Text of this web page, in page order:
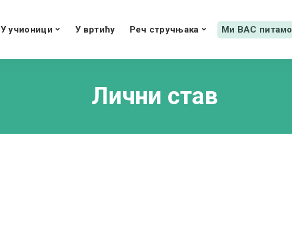
У учионици У вртићу Реч стручњака Ми ВАС питамо
Лични став